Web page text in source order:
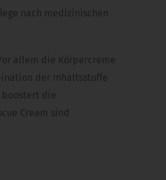
nach medizinischen
allem die Körpercreme
der Inhaltsstoffe
boostert die
Cream sind